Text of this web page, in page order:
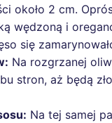
około 2 cm.
wędzoną i
się
Na rozgrzanej
stron, aż będą
Na tej samej